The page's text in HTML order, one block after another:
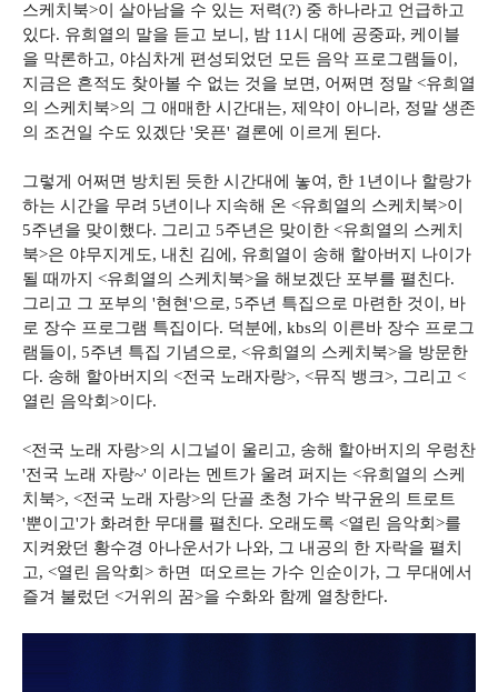
스케치북>이 살아남을 수 있는 저력(?) 중 하나라고 언급하고
있다. 유희열의 말을 듣고 보니, 밤 11시 대에 공중파, 케이블
을 막론하고, 야심차게 편성되었던 모든 음악 프로그램들이,
지금은 흔적도 찾아볼 수 없는 것을 보면, 어쩌면 정말 <유희열
의 스케치북>의 그 애매한 시간대는, 제약이 아니라, 정말 생존
의 조건일 수도 있겠단 '웃픈' 결론에 이르게 된다.
그렇게 어쩌면 방치된 듯한 시간대에 놓여, 한 1년이나 할랑가
하는 시간을 무려 5년이나 지속해 온 <유희열의 스케치북>이
5주년을 맞이했다. 그리고 5주년은 맞이한 <유희열의 스케치
북>은 야무지게도, 내친 김에, 유희열이 송해 할아버지 나이가
될 때까지 <유희열의 스케치북>을 해보겠단 포부를 펼친다.
그리고 그 포부의 '현현'으로, 5주년 특집으로 마련한 것이, 바
로 장수 프로그램 특집이다. 덕분에, kbs의 이른바 장수 프로그
램들이, 5주년 특집 기념으로, <유희열의 스케치북>을 방문한
다. 송해 할아버지의 <전국 노래자랑>, <뮤직 뱅크>, 그리고 <
열린 음악회>이다.
<전국 노래 자랑>의 시그널이 울리고, 송해 할아버지의 우렁찬
'전국 노래 자랑~' 이라는 멘트가 울려 퍼지는 <유희열의 스케
치북>, <전국 노래 자랑>의 단골 초청 가수 박구윤의 트로트
'뿐이고'가 화려한 무대를 펼친다. 오래도록 <열린 음악회>를
지켜왔던 황수경 아나운서가 나와, 그 내공의 한 자락을 펼치
고, <열린 음악회> 하면 떠오르는 가수 인순이가, 그 무대에서
즐겨 불렀던 <거위의 꿈>을 수화와 함께 열창한다.